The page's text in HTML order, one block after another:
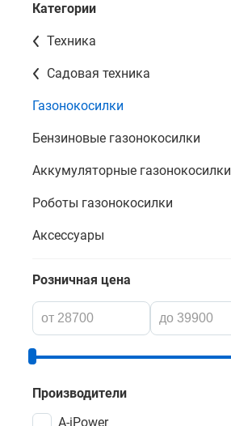
Категории
Техника
Садовая техника
Газонокосилки
Бензиновые газонокосилки
Аккумуляторные газонокосилки
Роботы газонокосилки
Аксессуары
Розничная цена
Производители
A-iPower